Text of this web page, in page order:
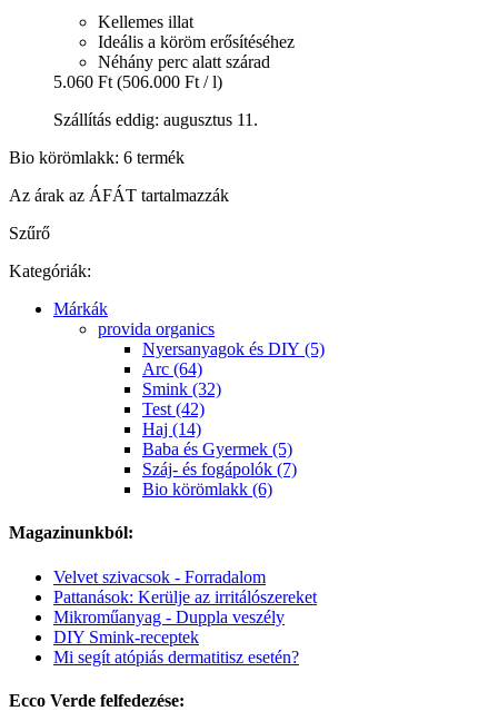
Kellemes illat
Ideális a köröm erősítéséhez
Néhány perc alatt szárad
5.060 Ft (506.000 Ft / l)
Szállítás eddig: augusztus 11.
Bio körömlakk: 6 termék
Az árak az ÁFÁT tartalmazzák
Szűrő
Kategóriák:
Márkák
provida organics
Nyersanyagok és DIY (5)
Arc (64)
Smink (32)
Test (42)
Haj (14)
Baba és Gyermek (5)
Száj- és fogápolók (7)
Bio körömlakk (6)
Magazinunkból:
Velvet szivacsok - Forradalom
Pattanások: Kerülje az irritálószereket
Mikroműanyag - Duppla veszély
DIY Smink-receptek
Mi segít atópiás dermatitisz esetén?
Ecco Verde felfedezése: